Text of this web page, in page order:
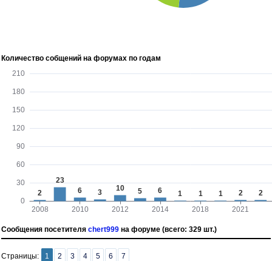
Количество собщений на форумах по годам
Сообщения посетителя chert999 на форуме (всего: 329 шт.)
Страницы: 1 2 3 4 5 6 7